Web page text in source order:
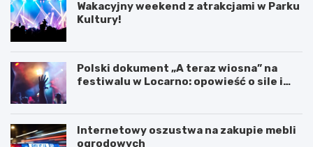
Wakacyjny weekend z atrakcjami w Parku
Kultury!
Polski dokument „A teraz wiosna” na
festiwalu w Locarno: opowieść o sile i
Internetowy oszustwa na zakupie mebli
ogrodowych